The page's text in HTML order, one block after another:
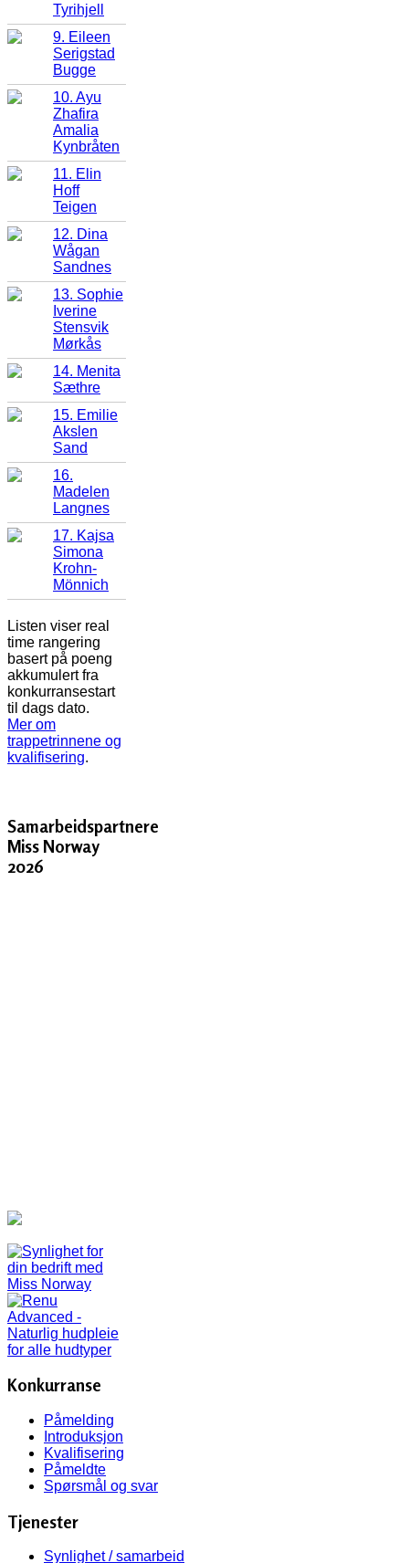
Tyrihjell
9. Eileen
Serigstad
Bugge
10. Ayu
Zhafira
Amalia
Kynbråten
11. Elin
Hoff
Teigen
12. Dina
Wågan
Sandnes
13. Sophie
Iverine
Stensvik
Mørkås
14. Menita
Sæthre
15. Emilie
Akslen
Sand
16.
Madelen
Langnes
17. Kajsa
Simona
Krohn-
Mönnich
Listen viser real
time rangering
basert på poeng
akkumulert fra
konkurransestart
til dags dato.
Mer om
trappetrinnene og
kvalifisering.
Samarbeidspartnere
Miss Norway
2026
Konkurranse
Påmelding
Introduksjon
Kvalifisering
Påmeldte
Spørsmål og svar
Tjenester
Synlighet / samarbeid